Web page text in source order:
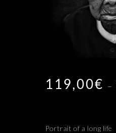
119,00€ –
Portrait of a long life